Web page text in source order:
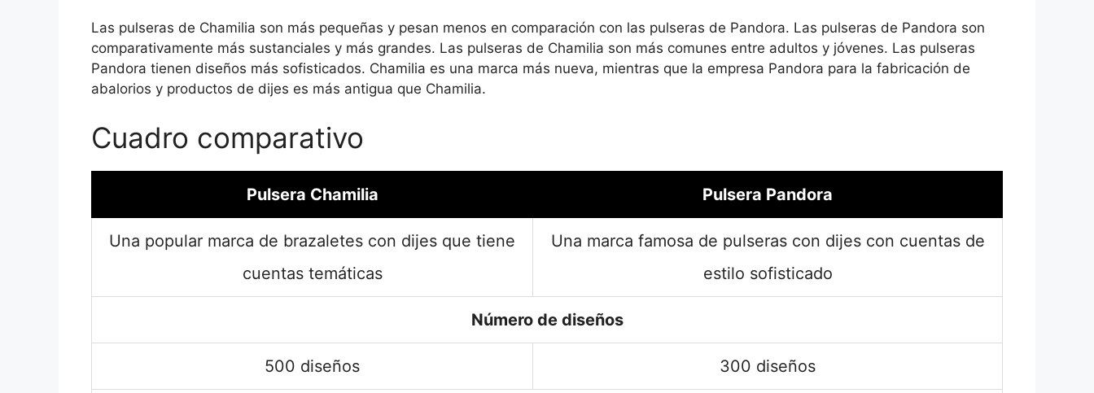
Las pulseras de Chamilia son más pequeñas y pesan menos en comparación con las pulseras de Pandora. Las pulseras de Pandora son
comparativamente más sustanciales y más grandes. Las pulseras de Chamilia son más comunes entre adultos y jóvenes. Las pulseras
Pandora tienen diseños más sofisticados. Chamilia es una marca más nueva, mientras que la empresa Pandora para la fabricación de
abalorios y productos de dijes es más antigua que Chamilia.
Cuadro comparativo
Pulsera Chamilia Pulsera Pandora
Una popular marca de brazaletes con dijes que tiene
cuentas temáticas
Una marca famosa de pulseras con dijes con cuentas de
estilo sofisticado
Número de diseños
500 diseños 300 diseños